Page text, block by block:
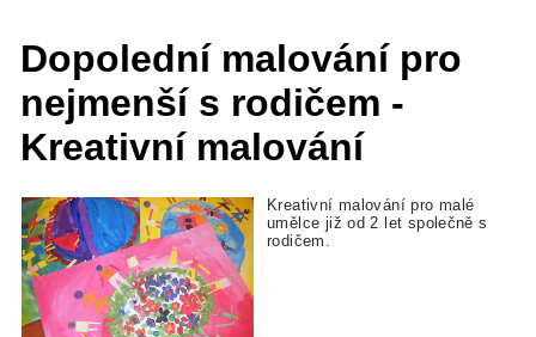
Dopolední malování pro
nejmenší s rodičem -
Kreativní malování
Kreativní malování pro malé
umělce již od 2 let společně s
rodičem.